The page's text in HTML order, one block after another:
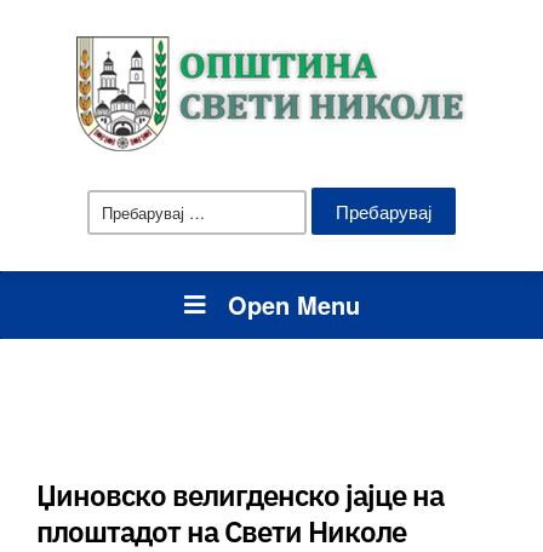
Пребарувај
за:
Open Menu
Џиновско велигденско јајце на
плоштадот на Свети Николе